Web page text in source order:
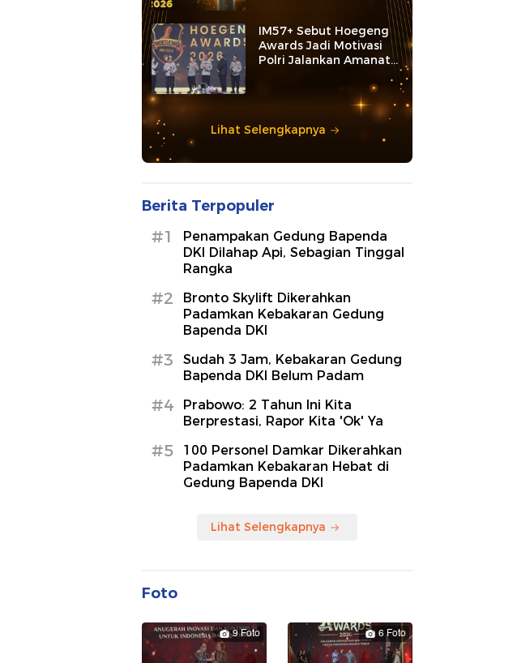
IM57+ Sebut Hoegeng
Awards Jadi Motivasi
Polri Jalankan Amanat
Lihat Selengkapnya
Berita Terpopuler
#1
Penampakan Gedung Bapenda
DKI Dilahap Api, Sebagian Tinggal
Rangka
#2
Bronto Skylift Dikerahkan
Padamkan Kebakaran Gedung
Bapenda DKI
#3
Sudah 3 Jam, Kebakaran Gedung
Bapenda DKI Belum Padam
#4
Prabowo: 2 Tahun Ini Kita
Berprestasi, Rapor Kita 'Ok' Ya
#5
100 Personel Damkar Dikerahkan
Padamkan Kebakaran Hebat di
Gedung Bapenda DKI
Lihat Selengkapnya
Foto
9 Foto 6 Foto